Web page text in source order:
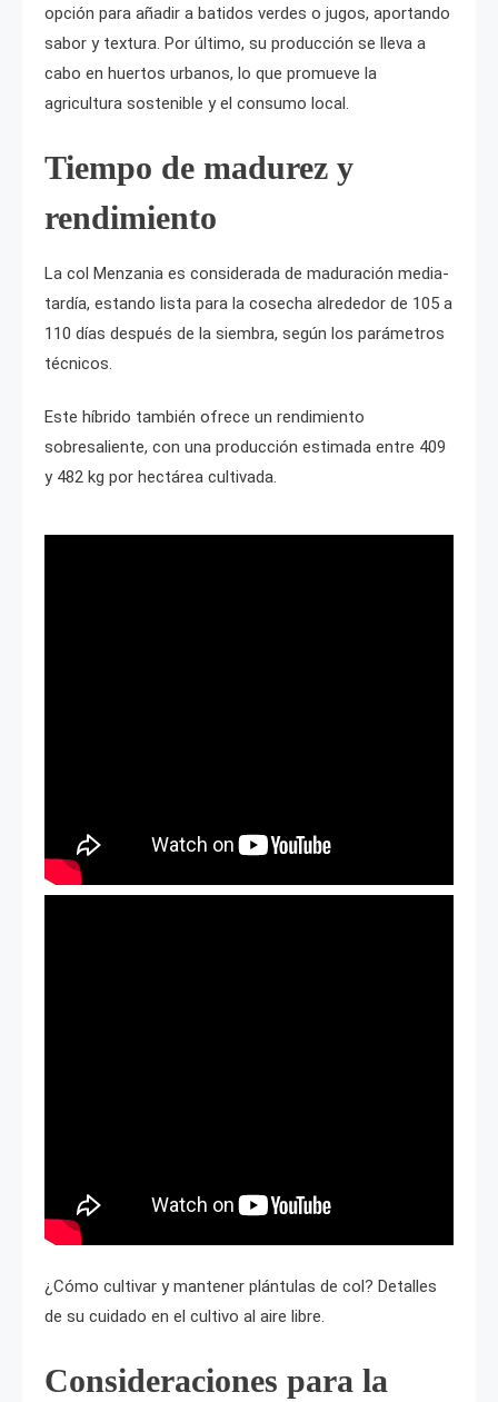
opción para añadir a batidos verdes o jugos, aportando
sabor y textura. Por último, su producción se lleva a
cabo en huertos urbanos, lo que promueve la
agricultura sostenible y el consumo local.
Tiempo de madurez y
rendimiento
La col Menzania es considerada de maduración media-
tardía, estando lista para la cosecha alrededor de 105 a
110 días después de la siembra, según los parámetros
técnicos.
Este híbrido también ofrece un rendimiento
sobresaliente, con una producción estimada entre 409
y 482 kg por hectárea cultivada.
¿Cómo cultivar y mantener plántulas de col? Detalles
de su cuidado en el cultivo al aire libre.
Consideraciones para la